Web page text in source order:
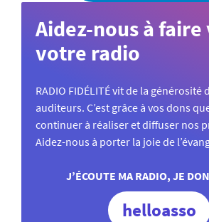
Aidez-nous à
votre radio
RADIO FIDÉLITÉ vit de la générosité
auditeurs. C’est grâce à vos dons
continuer à réaliser et diffuser nos
Aidez-nous à porter la joie de
J’ÉCOUTE MA RADIO, JE
helloasso